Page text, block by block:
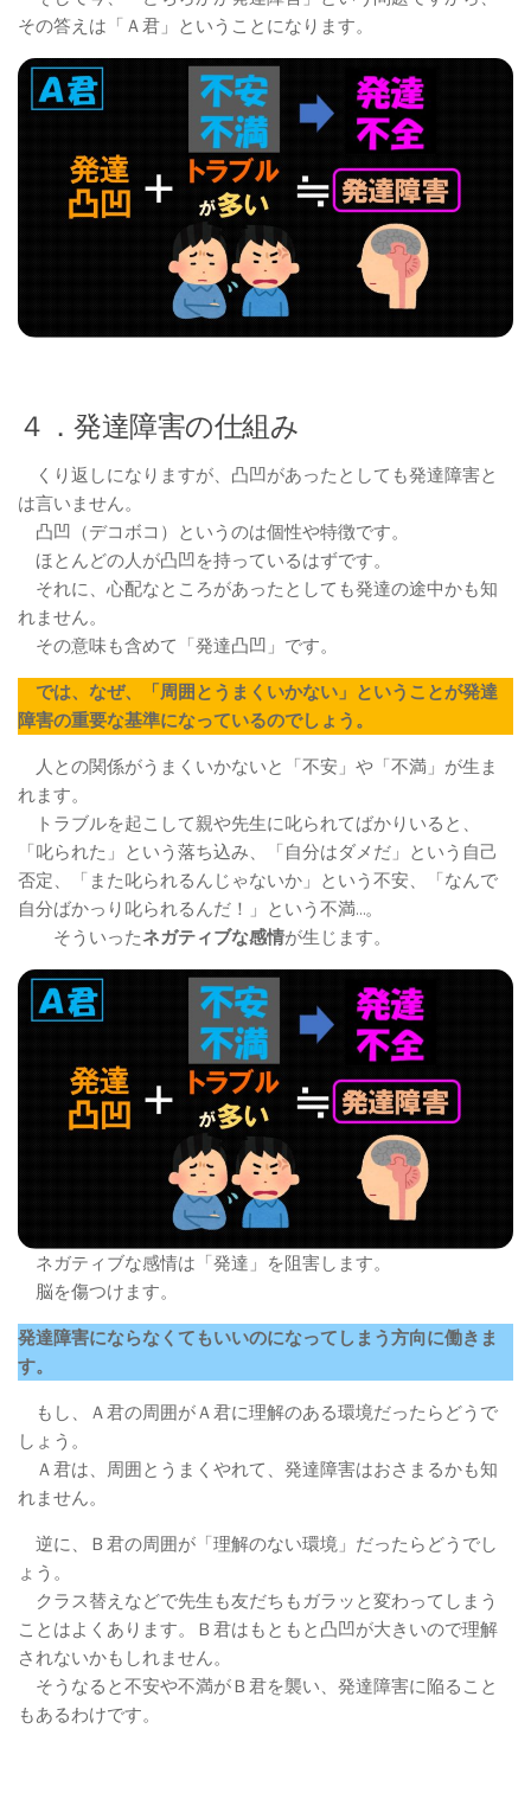
その答えは「Ａ君」ということになります。
４．発達障害の仕組み
くり返しになりますが、凸凹があったとしても発達障害と
は言いません。
凸凹（デコボコ）というのは個性や特徴です。
ほとんどの人が凸凹を持っているはずです。
それに、心配なところがあったとしても発達の途中かも知
れません。
その意味も含めて「発達凸凹」です。
では、なぜ、「周囲とうまくいかない」ということが発達
障害の重要な基準になっているのでしょう。
人との関係がうまくいかないと「不安」や「不満」が生ま
れます。
トラブルを起こして親や先生に叱られてばかりいると、
「叱られた」という落ち込み、「自分はダメだ」という自己
否定、「また叱られるんじゃないか」という不安、「なんで
自分ばかっり叱られるんだ！」という不満…。
そういったネガティブな感情が生じます。
ネガティブな感情は「発達」を阻害します。
脳を傷つけます。
発達障害にならなくてもいいのになってしまう方向に働きま
す。
もし、Ａ君の周囲がＡ君に理解のある環境だったらどうで
しょう。
Ａ君は、周囲とうまくやれて、発達障害はおさまるかも知
れません。
逆に、Ｂ君の周囲が「理解のない環境」だったらどうでし
ょう。
クラス替えなどで先生も友だちもガラッと変わってしまう
ことはよくあります。Ｂ君はもともと凸凹が大きいので理解
されないかもしれません。
そうなると不安や不満がＢ君を襲い、発達障害に陥ること
もあるわけです。